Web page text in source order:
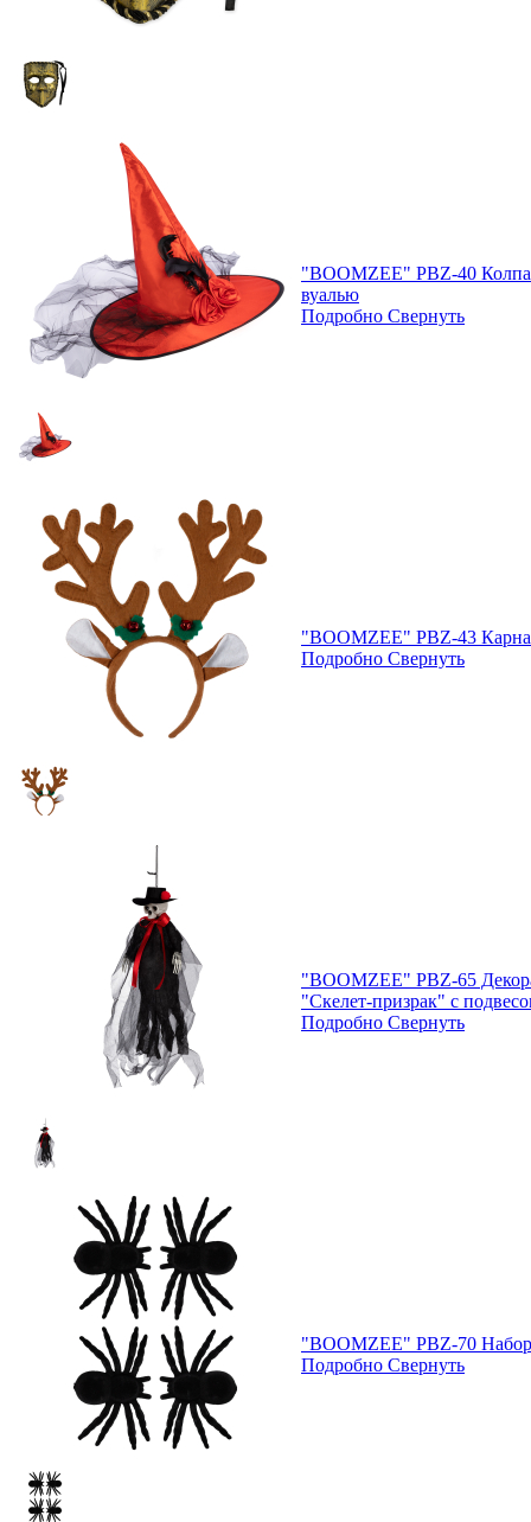
"BOOMZEE" PBZ-40
вуалью
Подробно Свернуть
"BOOMZEE" PBZ-43
Подробно Свернуть
"BOOMZEE" PBZ-65
"Скелет-призрак" с
Подробно Свернуть
"BOOMZEE" PBZ-70 Набор
Подробно Свернуть